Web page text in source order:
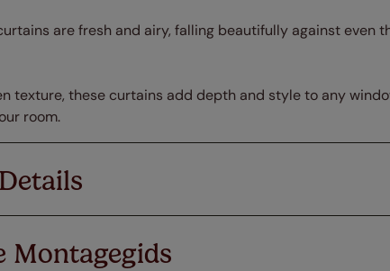
are fresh and airy, falling beautifully against even
texture, these curtains add depth and style to any
room.
Montagegids